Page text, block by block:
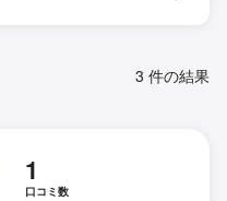
3 件の結果
1
口コミ数